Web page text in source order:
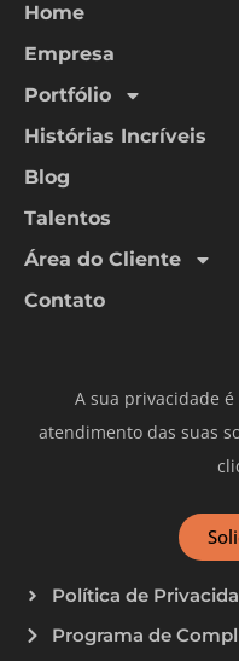
Home
Empresa
Portfólio
Histórias Incríveis
Blog
Talentos
Área do Cliente
Contato
A sua privacidade
atendimento das suas
Política de
Programa de